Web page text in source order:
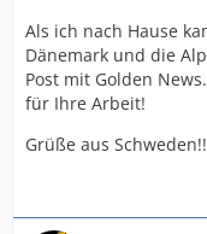
Als ich nach Hause
Dänemark und die
Post mit Golden
für Ihre Arbeit!
Grüße aus